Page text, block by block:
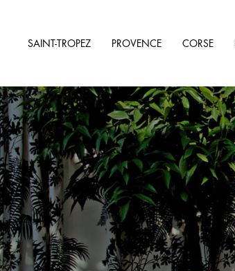
SAINT-TROPEZ PROVENCE CORSE